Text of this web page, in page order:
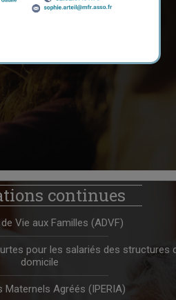
continues
Vie aux Familles (ADVF)
pour les salariés des structures
domicile
Agréés (IPERIA)